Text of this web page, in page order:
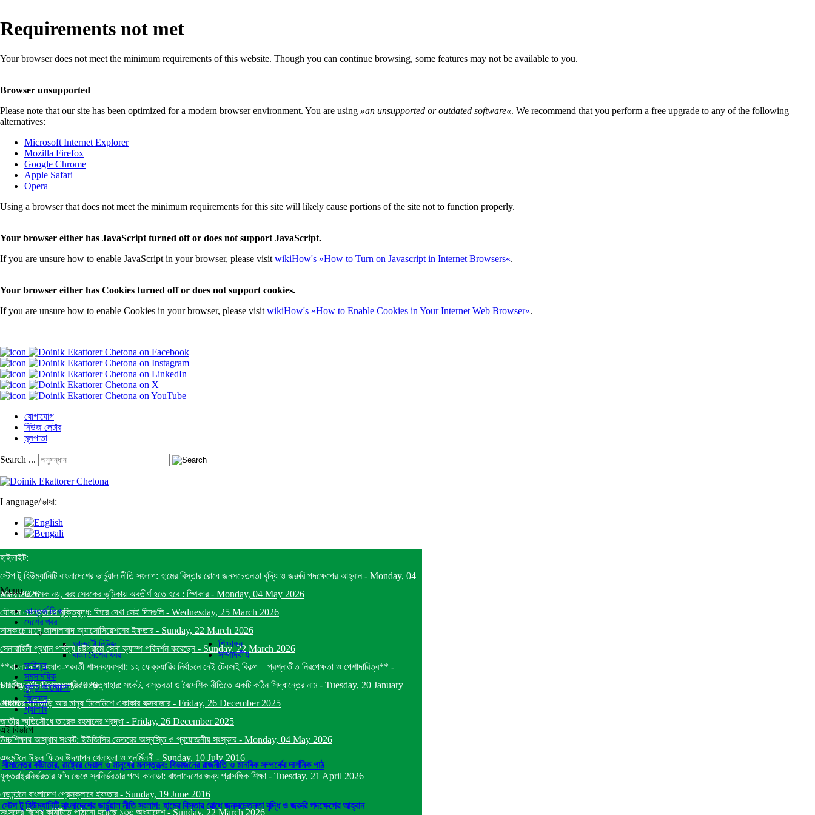
Requirements not met
Your browser does not meet the minimum requirements of this website. Though you can continue browsing, some features may not be available to you.
Browser unsupported
Please note that our site has been optimized for a modern browser environment. You are using »an unsupported or outdated software«. We recommend that you perform a free upgrade to any of the following
alternatives:
Microsoft Internet Explorer
Mozilla Firefox
Google Chrome
Apple Safari
Opera
Using a browser that does not meet the minimum requirements for this site will likely cause portions of the site not to function properly.
Your browser either has JavaScript turned off or does not support JavaScript.
If you are unsure how to enable JavaScript in your browser, please visit wikiHow's »How to Turn on Javascript in Internet Browsers«.
Your browser either has Cookies turned off or does not support cookies.
If you are unsure how to enable Cookies in your browser, please visit wikiHow's »How to Enable Cookies in Your Internet Web Browser«.
যোগাযোগ
নিউজ লেটার
মূলপাতা
Search ...
Language/ভাষা:
হাইলাইট:
স্টেপ টু হিউম্যানিটি বাংলাদেশের ভার্চুয়াল নীতি সংলাপ: হামের বিস্তার রোধে জনসচেতনতা বৃদ্ধি ও জরুরি পদক্ষেপের আহ্বান- Monday, 04
May 2026
আমলাদের শাসক নয়, বরং সেবকের ভূমিকায় অবতীর্ণ হতে হবে : স্পিকার- Monday, 04 May 2026
যৌবনে একাত্তরের মুক্তিযুদ্ধ: ফিরে দেখা সেই দিনগুলি- Wednesday, 25 March 2026
সাসকাচোয়ানে জালালাবাদ অ্যাসোসিয়েশনের ইফতার- Sunday, 22 March 2026
সেনাবাহিনী প্রধান পার্বত্য চট্টগ্রামে সেনা ক্যাম্প পরিদর্শন করেছেন- Sunday, 22 March 2026
**বাংলাদেশে সংঘাত-পরবর্তী শাসনব্যবস্থা: ১২ ফেব্রুয়ারির নির্বাচনে নেই টেকসই বিকল্প—প্রশ্নাতীত নিরপেক্ষতা ও পেশাদারিত্ব** -
Friday, 06 February 2026
ভারতীয় কূটনৈতিকদের পরিবার প্রত্যাহার: সংকট, বাস্তবতা ও বৈদেশিক নীতিতে একটি কঠিন সিদ্ধান্তের নাম- Tuesday, 20 January
2026
সৈকতের বালিয়াড়ি আর মানুষ মিলেমিশে একাকার কক্সবাজার- Friday, 26 December 2025
জাতীয় স্মৃতিসৌধে তারেক রহমানের শ্রদ্ধা - Friday, 26 December 2025
উচ্চশিক্ষায় আস্থার সংকট: ইউজিসির ভেতরের অস্বস্তি ও প্রয়োজনীয় সংস্কার- Monday, 04 May 2026
এডমন্টনে ঈদুল ফিতর উদযাপন খেলাধুলা ও পূনর্মিলনী - Sunday, 10 July 2016
যুক্তরাষ্ট্রনির্ভরতার ফাঁদ ভেঙে স্বনির্ভরতার পথে কানাডা: বাংলাদেশের জন্য প্রাসঙ্গিক শিক্ষা - Tuesday, 21 April 2026
এডমন্টনে বাংলাদেশ প্রেসক্লাবে ইফতার- Sunday, 19 June 2016
সংসদের বিশেষ কমিটিতে পাঠানো হয়েছে ১৩৩ অধ্যাদেশ-Sunday, 22 March 2026
Menu
আন্তর্জাতিক
দেশের খবর
আলবার্টা নিউজ
বাংলাদেশের খবর
শিক্ষাঙ্গন
সম্পাদকীয়
সাহিত্য
সমসাময়িক
মুক্ত আলোচনা
বিনোদন
গ্যালারি
এই বিভাগে
সীমান্তের কাঁটাতার, রাষ্ট্রের দেয়াল ও মানুষের মনস্তত্ত্ব: বিভাজনের রাজনীতি ও মানবিক সম্পর্কের দার্শনিক পাঠ
স্টেপ টু হিউম্যানিটি বাংলাদেশের ভার্চুয়াল নীতি সংলাপ: হামের বিস্তার রোধে জনসচেতনতা বৃদ্ধি ও জরুরি পদক্ষেপের আহ্বান